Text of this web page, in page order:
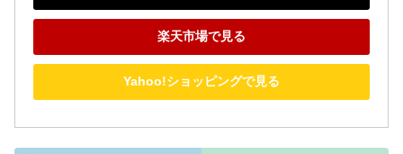
楽天市場で見る
Yahoo!ショッピングで見る